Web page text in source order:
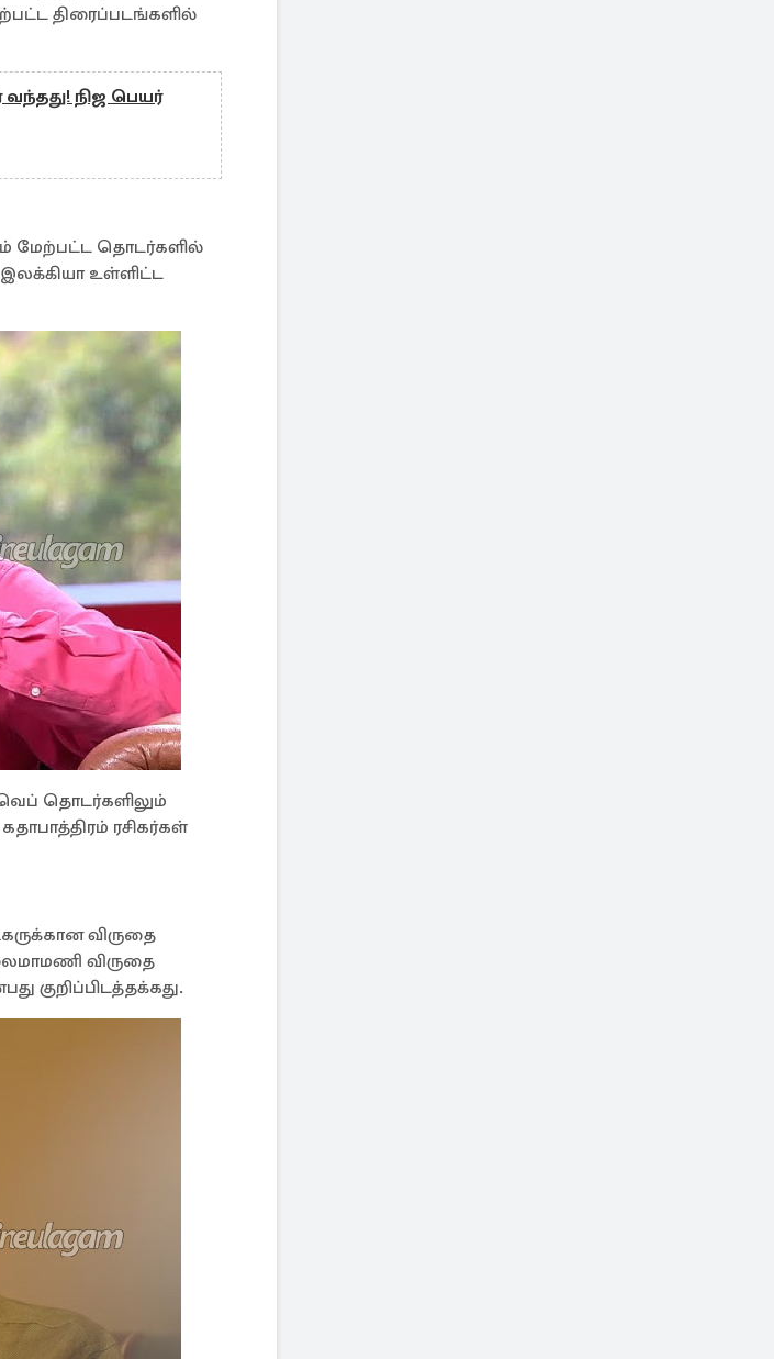
திரைப்படங்களில்
நிஜ பெயர்
மேற்பட்ட தொடர்களில்
இலக்கியா உள்ளிட்ட
தொடர்களிலும்
ரசிகர்கள்
விருதை
விருதை
குறிப்பிடத்தக்கது.